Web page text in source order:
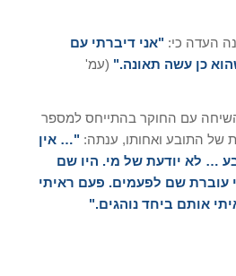
העדה כי:
"אני דיברתי עם
כן עשה תאונה."
(עמ'
עם החוקר בהתייחס למספר
של התובע ואחותו, ענתה:
"… אין
… לא יודעת של מי. היו שם
עוברת שם לפעמים. פעם ראיתי
אותם ביחד נוהגים."